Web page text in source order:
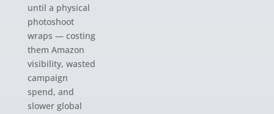
until a physical
photoshoot
wraps — costing
them Amazon
visibility, wasted
campaign
spend, and
slower global